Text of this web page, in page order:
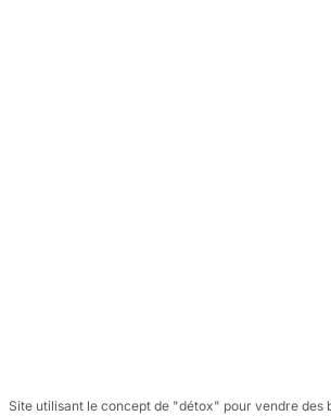
Site utilisant le concept de "détox" pour vendre des